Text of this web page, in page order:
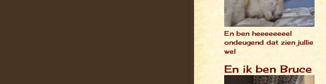
En ben heeeeeeeel
ondeugend dat zien jullie
wel
En ik ben Bruce